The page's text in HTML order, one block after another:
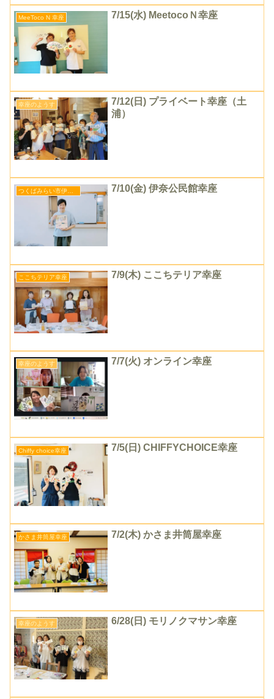
MeeToco N 幸座 7/15(水) MeetocoＮ幸座
幸座のようす
7/12(日) プライベート幸座（土
浦）
つくばみらい市伊奈公民館幸座 7/10(金) 伊奈公民館幸座
ここちテリア幸座 7/9(木) ここちテリア幸座
幸座のようす 7/7(火) オンライン幸座
Chiffy choice幸座 7/5(日) CHIFFYCHOICE幸座
かさま井筒屋幸座 7/2(木) かさま井筒屋幸座
幸座のようす 6/28(日) モリノクマサン幸座